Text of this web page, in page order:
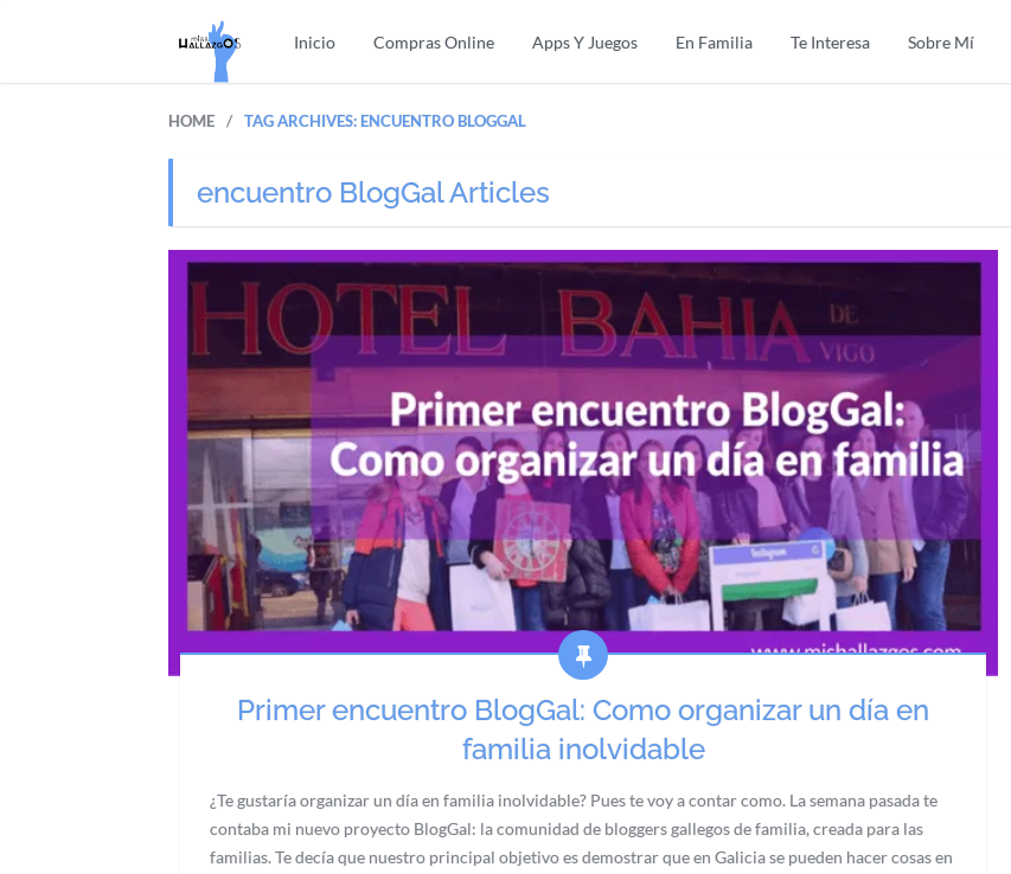
Inicio Compras Online Apps Y Juegos En Familia Te Interesa Sobre Mí
HOME / TAG ARCHIVES: ENCUENTRO BLOGGAL
encuentro BlogGal Articles
Primer encuentro BlogGal: Como organizar un día en
familia inolvidable
¿Te gustaría organizar un día en familia inolvidable? Pues te voy a contar como. La semana pasada te
contaba mi nuevo proyecto BlogGal: la comunidad de bloggers gallegos de familia, creada para las
familias. Te decía que nuestro principal objetivo es demostrar que en Galicia se pueden hacer cosas en